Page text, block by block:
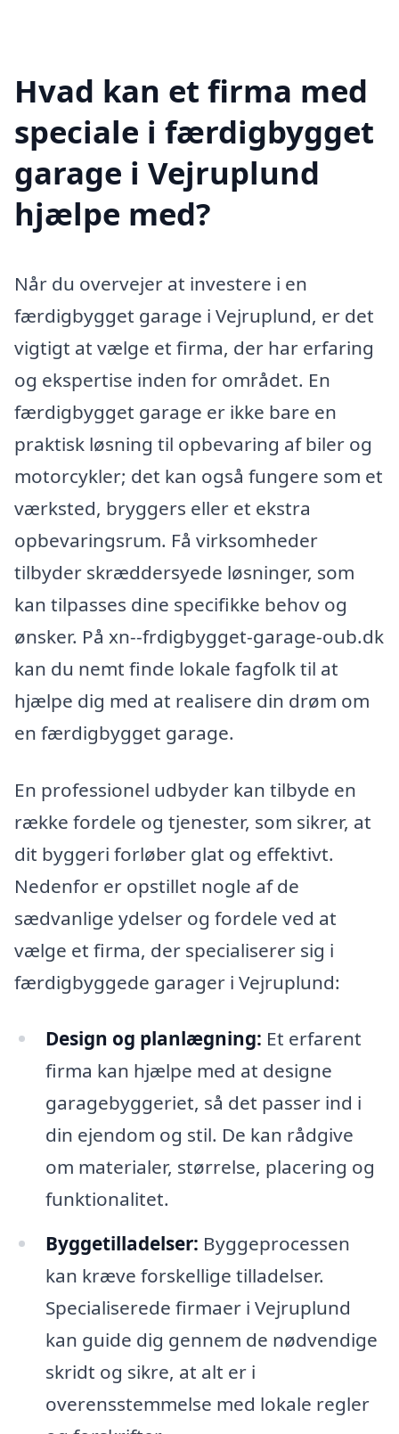
Hvad kan et firma med
speciale i færdigbygget
garage i Vejruplund
hjælpe med?
Når du overvejer at investere i en
færdigbygget garage i Vejruplund, er det
vigtigt at vælge et firma, der har erfaring
og ekspertise inden for området. En
færdigbygget garage er ikke bare en
praktisk løsning til opbevaring af biler og
motorcykler; det kan også fungere som et
værksted, bryggers eller et ekstra
opbevaringsrum. Få virksomheder
tilbyder skræddersyede løsninger, som
kan tilpasses dine specifikke behov og
ønsker. På xn--frdigbygget-garage-oub.dk
kan du nemt finde lokale fagfolk til at
hjælpe dig med at realisere din drøm om
en færdigbygget garage.
En professionel udbyder kan tilbyde en
række fordele og tjenester, som sikrer, at
dit byggeri forløber glat og effektivt.
Nedenfor er opstillet nogle af de
sædvanlige ydelser og fordele ved at
vælge et firma, der specialiserer sig i
færdigbyggede garager i Vejruplund:
Design og planlægning: Et erfarent
firma kan hjælpe med at designe
garagebyggeriet, så det passer ind i
din ejendom og stil. De kan rådgive
om materialer, størrelse, placering og
funktionalitet.
Byggetilladelser: Byggeprocessen
kan kræve forskellige tilladelser.
Specialiserede firmaer i Vejruplund
kan guide dig gennem de nødvendige
skridt og sikre, at alt er i
overensstemmelse med lokale regler